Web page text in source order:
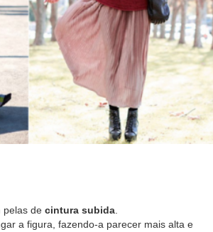
pelas de cintura subida
a figura, fazendo-a parecer mais alta e